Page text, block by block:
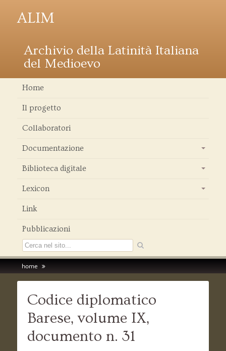
ALIM
Archivio della Latinità Italiana
del Medioevo
Home
Il progetto
Collaboratori
Documentazione
Biblioteca digitale
Lexicon
Link
Pubblicazioni
home
Codice diplomatico
Barese, volume IX,
documento n. 31